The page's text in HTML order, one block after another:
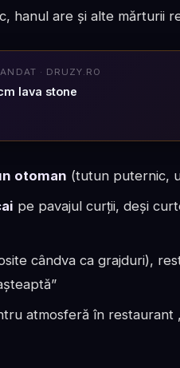
hanul are și alte mărturii
· DRUZY.RO
lava stone
otoman (tutun puternic,
pe pavajul curții, deși
cândva ca grajduri),
atmosferă în